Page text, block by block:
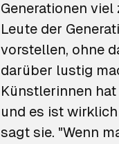
Generationen
Leute der
vorstellen, ohne
darüber lustig
Künstlerinnen hat
und es ist
sagt sie. "Wenn